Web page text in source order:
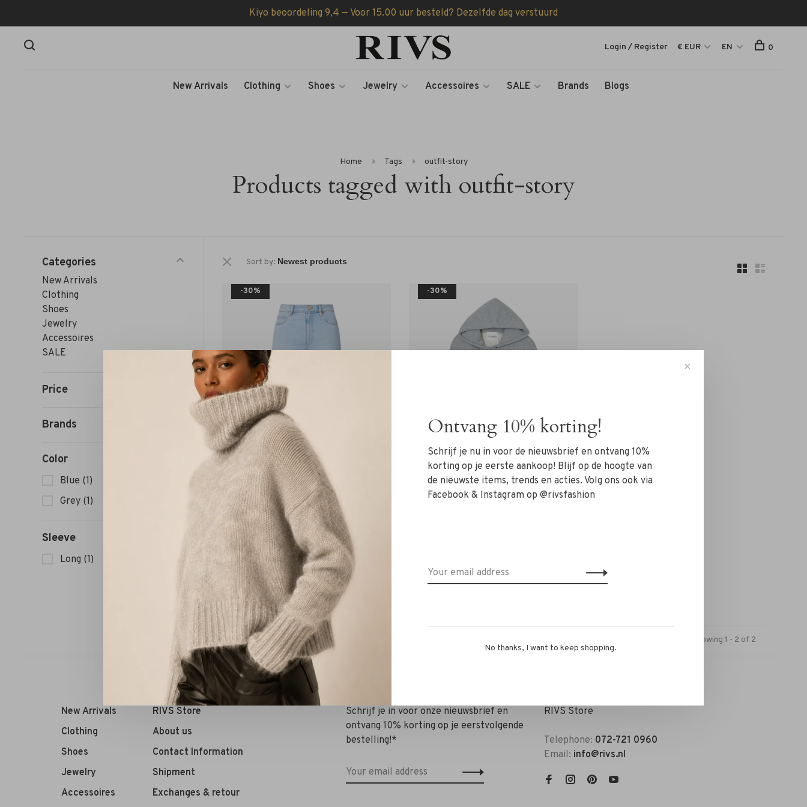
Kiyo beoordeling 9,4 — Voor 15.00 uur besteld? Dezelfde dag verstuurd
New Arrivals Clothing Shoes Jewelry Accessoires SALE Brands Blogs
Login / Register € EUR EN 0
Home Tags outfit-story
Products tagged with outfit-story
Categories
New Arrivals
Clothing
Shoes
Jewelry
Accessoires
SALE
Price
Brands
Color
Blue (1)
Grey (1)
Sleeve
Long (1)
Sort by:
-30%
Lois
Lois Marlene Jeans L32 - bleach
€179,95 €125,96
-30%
€220,00 €154,00
Sort by: Showing 1 - 2 of 2
New Arrivals
Clothing
Shoes
Jewelry
Accessoires
RIVS Store
About us
Contact Information
Shipment
Exchanges & retour
Schrijf je in voor onze nieuwsbrief en
ontvang 10% korting op je eerstvolgende
bestelling!*
RIVS Store
Telephone: 072-721 0960
Email: info@rivs.nl
✕
Ontvang 10% korting!
Schrijf je nu in voor de nieuwsbrief en ontvang 10%
korting op je eerste aankoop! Blijf op de hoogte van
de nieuwste items, trends en acties. Volg ons ook via
Facebook & Instagram op @rivsfashion
No thanks, I want to keep shopping.